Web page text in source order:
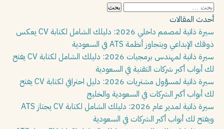
البحث
عن:
أحدث المقالات
سيرة ذاتية لمصمم داخلي 2026: دليلك الشامل لكتابة CV يعكس
ذوقك الإبداعي ويتجاوز أنظمة ATS في السعودية
سيرة ذاتية لمهندس برمجيات 2026: دليلك الشامل لكتابة CV يفتح
لك أبواب أكبر شركات التقنية في السعودية
سيرة ذاتية لمسؤول مشتريات 2026: دليل احترافي لكتابة CV يفتح
لك أبواب أكبر الشركات في السعودية والخليج
سيرة ذاتية لمدير عام 2026: دليلك الشامل لكتابة CV يجتاز ATS
ويفتح لك أبواب أكبر الشركات في السعودية